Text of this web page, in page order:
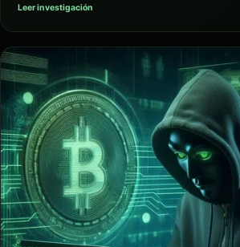
Leer investigación